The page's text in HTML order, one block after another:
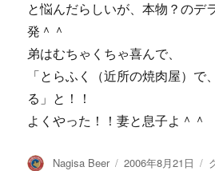
と悩んだらしいが、本物？のデ
発＾＾
弟はむちゃくちゃ喜んで、
「とらふく（近所の焼肉屋）で
る」と！！
よくやった！！妻と息子よ＾＾
投
Nagisa Beer
投
2006年8月21日